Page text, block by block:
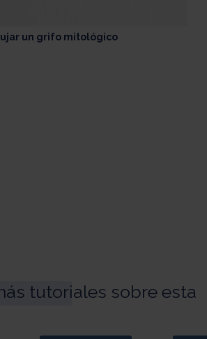
un grifo mitológico
tutoriales sobre esta